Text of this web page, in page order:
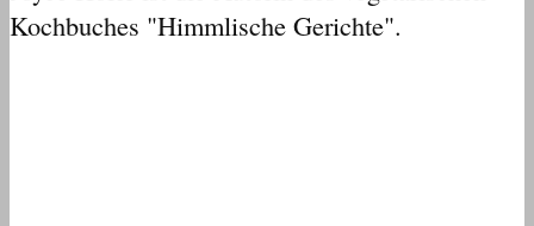
Kochbuches "Himmlische Gerichte".